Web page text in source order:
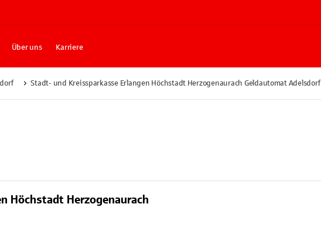
Über uns Karriere
Stadt- und Kreissparkasse Erlangen Höchstadt Herzogenaurach Geldautomat Adelsdorf
Höchstadt Herzogenaurach